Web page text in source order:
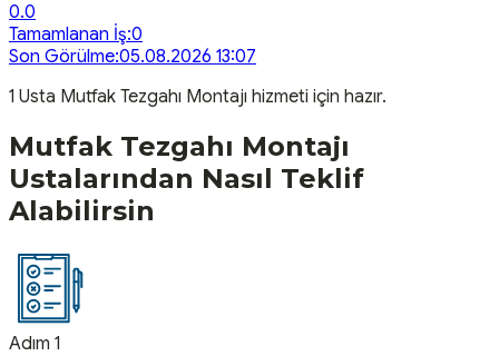
0.0
Tamamlanan İş:0
Son Görülme:05.08.2026 13:07
1 Usta Mutfak Tezgahı Montajı hizmeti için hazır.
Mutfak Tezgahı Montajı
Ustalarından Nasıl Teklif
Alabilirsin
Adım 1